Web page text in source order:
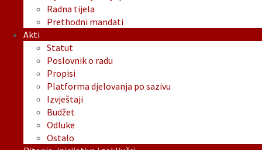
Radna tijela
Prethodni mandati
Akti
Statut
Poslovnik o radu
Propisi
Platforma djelovanja po sazivu
Izvještaji
Budžet
Odluke
Ostalo